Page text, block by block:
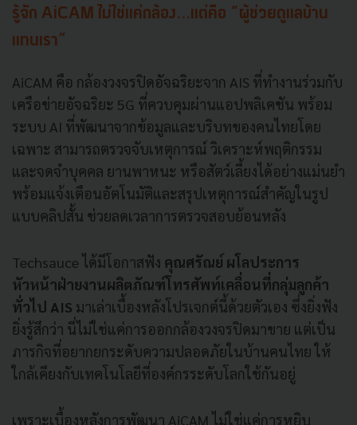
รู้จัก AiCAM ไม่ใช่แค่กล้อง…แต่คือ “ผู้ช่วยดูแลบ้าน
แทนเรา”
AiCAM คือ กล้องวงจรปิดอัจฉริยะจาก AIS ที่ทำงานร่วมกับ
เครือข่ายอัจฉริยะ 5G ที่ควบคุมผ่านแอปพลิเคชัน พร้อม
ระบบ AI ที่พัฒนาจากข้อมูลและบริบทของคนไทยโดย
เฉพาะ สามารถตรวจจับเหตุการณ์ วิเคราะห์พฤติกรรม
และจดจำบุคคล ยานพาหนะ หรือสัตว์เลี้ยงได้อย่างแม่นยำ
พร้อมแจ้งเตือนอัตโนมัติและสรุปเหตุการณ์สำคัญในรูป
แบบคลิปสั้น ช่วยลดเวลาการตรวจสอบย้อนหลัง
Techsauce ได้มีโอกาสฟัง คุณศรัณย์ ผโลประการ
หัวหน้าฝ่ายงานผลิตภัณฑ์โทรศัพท์เคลื่อนที่กลุ่มลูกค้า
ทั่วไป AIS มาเล่าเบื้องหลังโปรเจกต์นี้ด้วยตัวเอง ซึ่งยิ่งฟัง
ยิ่งรู้สึกว่า นี่ไม่ใช่แค่การออกกล้องวงจรปิดมาขาย แต่เป็น
ภารกิจที่อยากยกระดับความปลอดภัยในบ้านคนไทย ให้
ใกล้เคียงกับเทคโนโลยีที่องค์กรระดับโลกใช้กันอยู่
เพราะเบื้องหลังการพัฒนา AiCAM ไม่ใช่แค่การหยิบ